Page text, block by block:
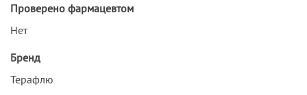
Проверено фармацевтом
Нет
Бренд
Терафлю